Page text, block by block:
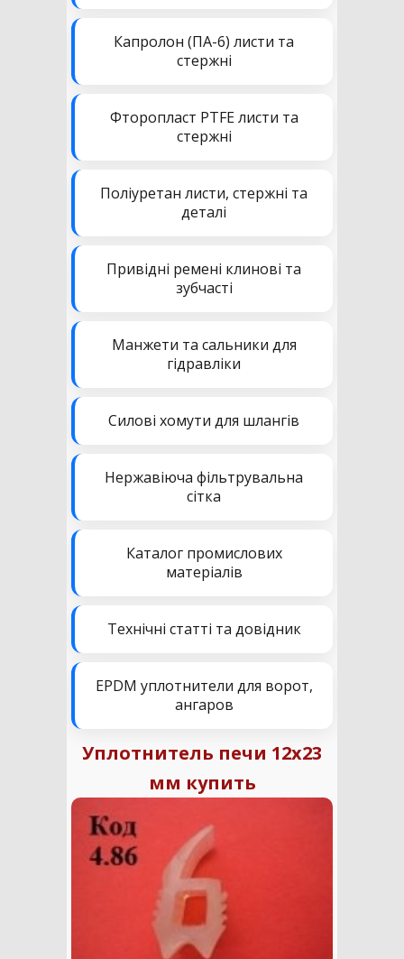
Капролон (ПА-6) листи та
стержні
Фторопласт PTFE листи та
стержні
Поліуретан листи, стержні та
деталі
Привідні ремені клинові та
зубчасті
Манжети та сальники для
гідравліки
Силові хомути для шлангів
Нержавіюча фільтрувальна
сітка
Каталог промислових
матеріалів
Технічні статті та довідник
EPDM уплотнители для ворот,
ангаров
Уплотнитель печи 12х23
мм купить